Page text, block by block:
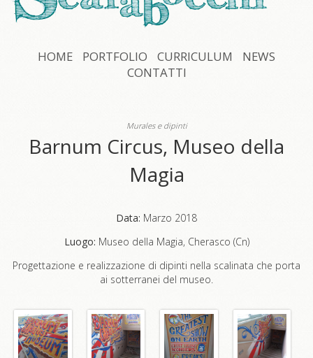
HOME PORTFOLIO CURRICULUM
NEWS
CONTATTI
Murales e dipinti
Barnum Circus, Museo della
Magia
Data: Marzo 2018
Luogo: Museo della Magia, Cherasco (Cn)
Progettazione e realizzazione di dipinti nella scalinata che porta
ai sotterranei del museo.